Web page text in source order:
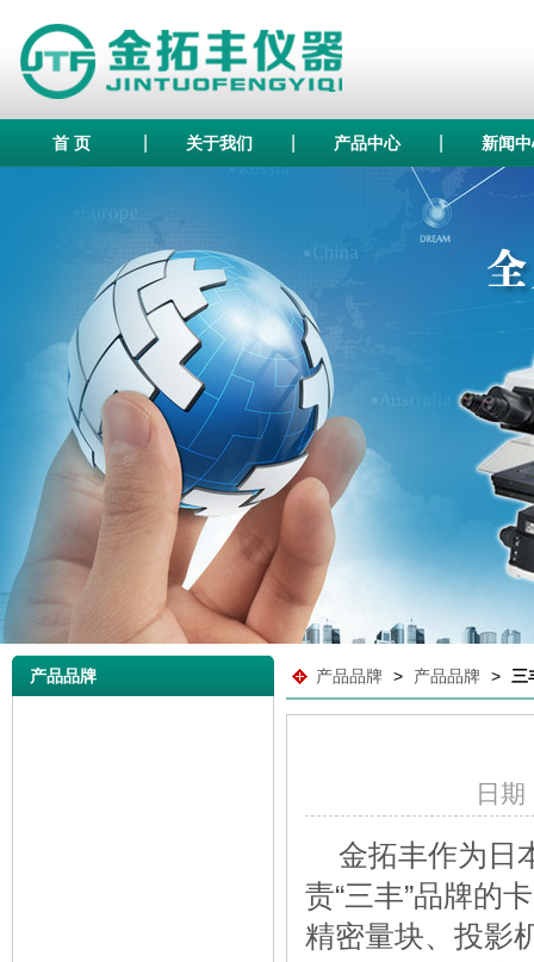
首 页 关于我们 产品中心 新闻
产品品牌 产品品牌 > 产品品牌 > 三
日
金拓丰作为日
责“三丰”品牌的
精密量块、投影